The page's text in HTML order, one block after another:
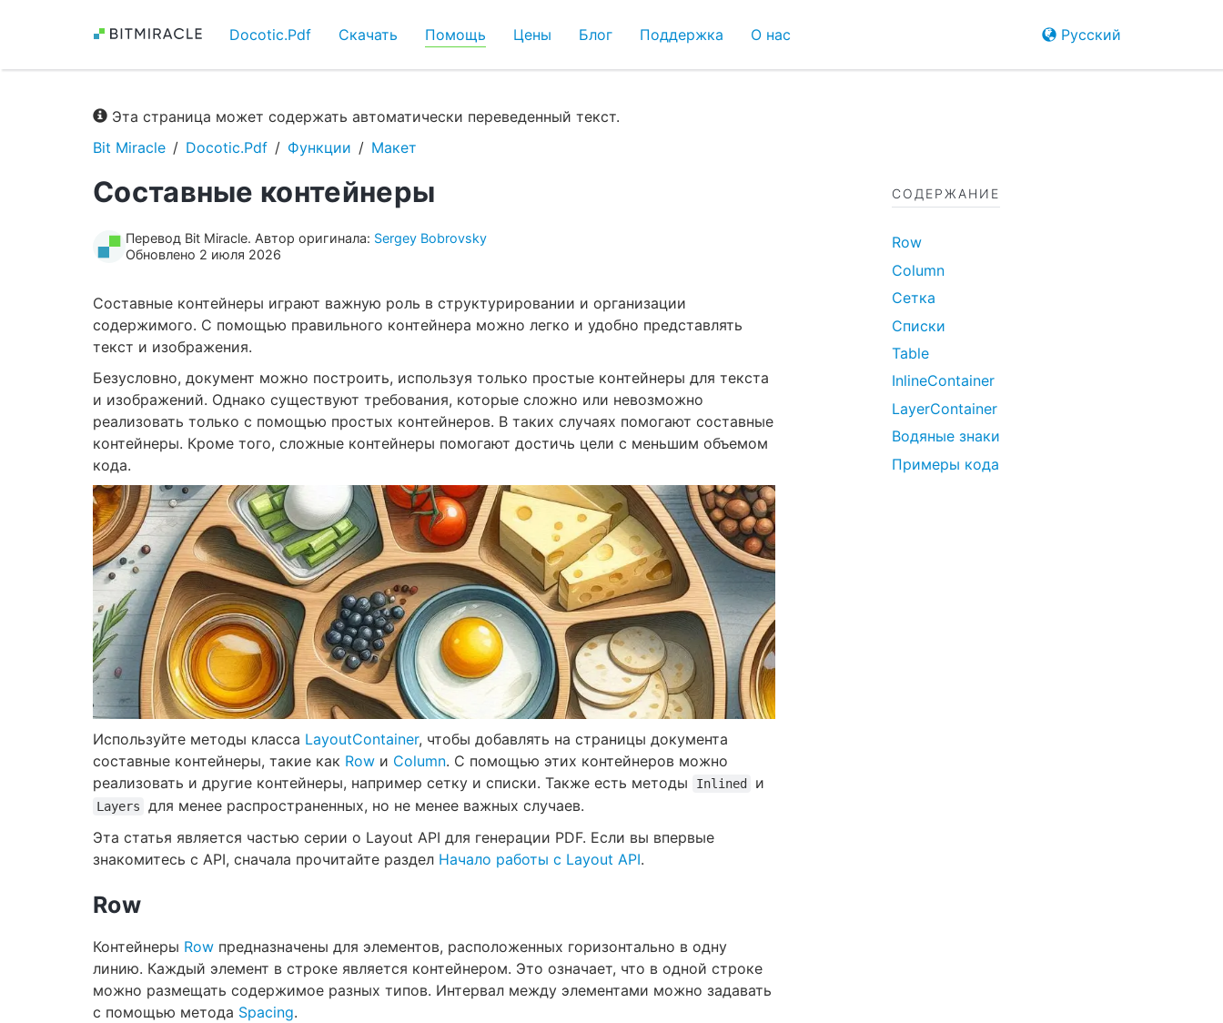
Русский
Docotic.Pdf Скачать Помощь Цены Блог Поддержка О нас
Эта страница может содержать автоматически переведенный текст.
Bit Miracle
Docotic.Pdf Функции Макет
Составные контейнеры
Перевод Bit Miracle. Автор оригинала: Sergey Bobrovsky
Обновлено 2 июля 2026
Составные контейнеры играют важную роль в структурировании и организации
содержимого. С помощью правильного контейнера можно легко и удобно представлять
текст и изображения.
Безусловно, документ можно построить, используя только простые контейнеры для текста
и изображений. Однако существуют требования, которые сложно или невозможно
реализовать только с помощью простых контейнеров. В таких случаях помогают составные
контейнеры. Кроме того, сложные контейнеры помогают достичь цели с меньшим объемом
кода.
Используйте методы класса LayoutContainer, чтобы добавлять на страницы документа
составные контейнеры, такие как Row и Column. С помощью этих контейнеров можно
реализовать и другие контейнеры, например сетку и списки. Также есть методы
Inlined и
Layers
для менее распространенных, но не менее важных случаев.
Эта статья является частью серии о Layout API для генерации PDF. Если вы впервые
знакомитесь с API, сначала прочитайте раздел Начало работы с Layout API.
Row
Контейнеры Row предназначены для элементов, расположенных горизонтально в одну
линию. Каждый элемент в строке является контейнером. Это означает, что в одной строке
можно размещать содержимое разных типов. Интервал между элементами можно задавать
с помощью метода Spacing.
СОДЕРЖАНИЕ
Row
Column
Сетка
Списки
Table
InlineContainer
LayerContainer
Водяные знаки
Примеры кода